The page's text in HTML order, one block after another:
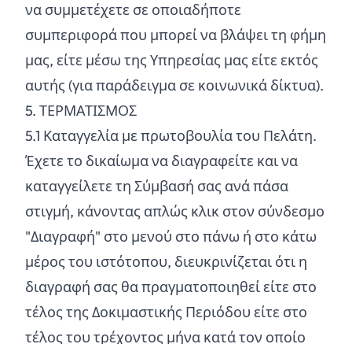
να συμμετέχετε σε οποιαδήποτε
συμπεριφορά που μπορεί να βλάψει τη φήμη
μας, είτε μέσω της Υπηρεσίας μας είτε εκτός
αυτής (για παράδειγμα σε κοινωνικά δίκτυα).
5. ΤΕΡΜΑΤΙΣΜΟΣ
5.1 Καταγγελία με πρωτοβουλία του Πελάτη.
Έχετε το δικαίωμα να διαγραφείτε και να
καταγγείλετε τη Σύμβασή σας ανά πάσα
στιγμή, κάνοντας απλώς κλικ στον σύνδεσμο
"Διαγραφή" στο μενού στο πάνω ή στο κάτω
μέρος του ιστότοπου, διευκρινίζεται ότι η
διαγραφή σας θα πραγματοποιηθεί είτε στο
τέλος της Δοκιμαστικής Περιόδου είτε στο
τέλος του τρέχοντος μήνα κατά τον οποίο